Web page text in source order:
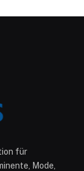
für
Mode,